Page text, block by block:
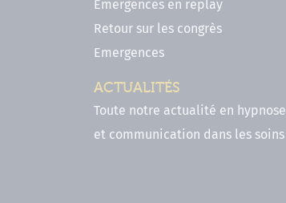
Emergences en replay
Retour sur les congrès
Emergences
ACTUALITÉS
Toute notre actualité en hypnose
et communication dans les soins